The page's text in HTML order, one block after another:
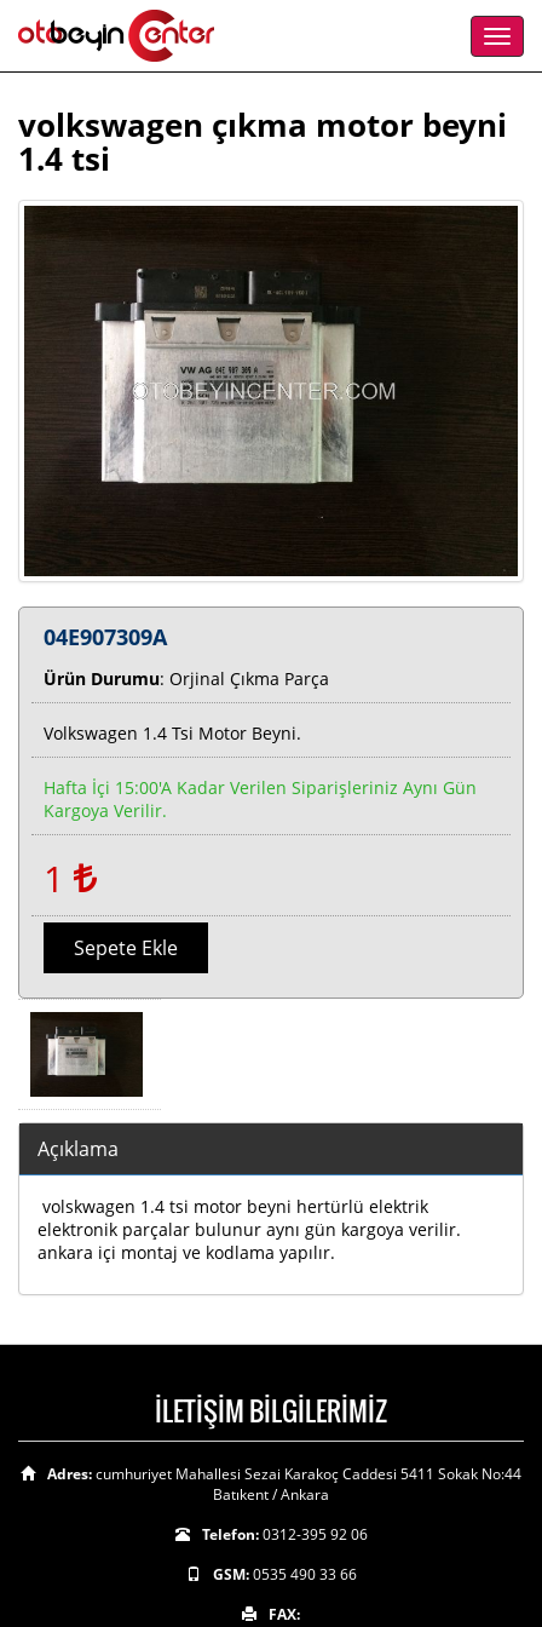
volkswagen çıkma motor beyni
1.4 tsi
04E907309A
Ürün Durumu: Orjinal Çıkma Parça
Volkswagen 1.4 Tsi Motor Beyni.
Hafta İçi 15:00'a Kadar Verilen Siparişleriniz Aynı Gün
Kargoya Verilir.
1
Sepete Ekle
Açıklama
volskwagen 1.4 tsi motor beyni hertürlü elektrik
elektronik parçalar bulunur aynı gün kargoya verilir.
ankara içi montaj ve kodlama yapılır.
İLETİŞİM BİLGİLERİMİZ
Adres:cumhuriyet Mahallesi Sezai Karakoç Caddesi 5411 Sokak No:44
Batıkent / Ankara
Telefon:0312-395 92 06
GSM:0535 490 33 66
FAX: